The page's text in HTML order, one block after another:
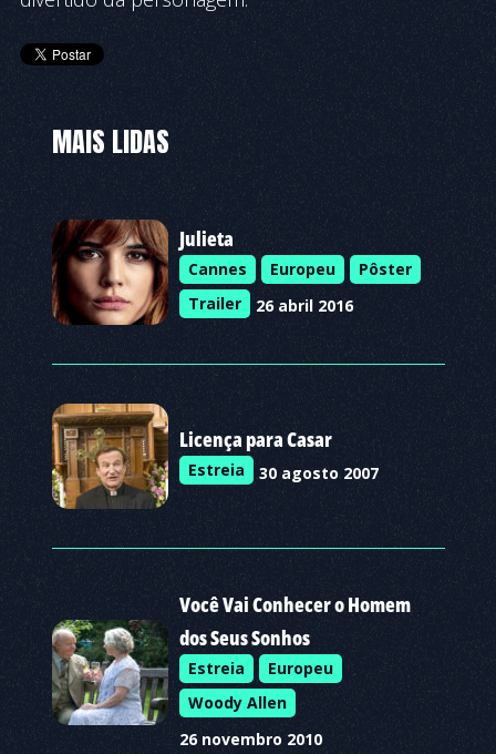
MAIS LIDAS
Julieta
Cannes Europeu
Pôster
Trailer
26 abril 2016
Licença para Casar
Estreia 30 agosto 2007
Você Vai Conhecer o Homem
dos Seus Sonhos
Estreia
Europeu
Woody Allen
26 novembro 2010